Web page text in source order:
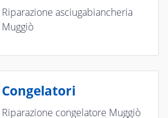
Riparazione asciugabiancheria
Muggiò
Congelatori
Riparazione congelatore Muggiò